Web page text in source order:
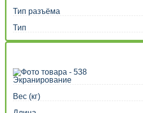
Тип разъёма
Тип
Экранирование
Вес (кг)